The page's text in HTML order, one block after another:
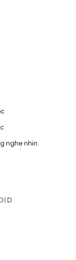
nghe nhìn